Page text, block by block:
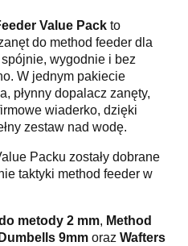
Value Pack to
do method feeder dla
wygodnie i bez
W jednym pakiecie
płynny dopalacz zanęty,
wiaderko, dzięki
zestaw nad wodę.
Packu zostały dobrane
taktyki method feeder w
metody 2 mm, Method
9mm oraz Wafters